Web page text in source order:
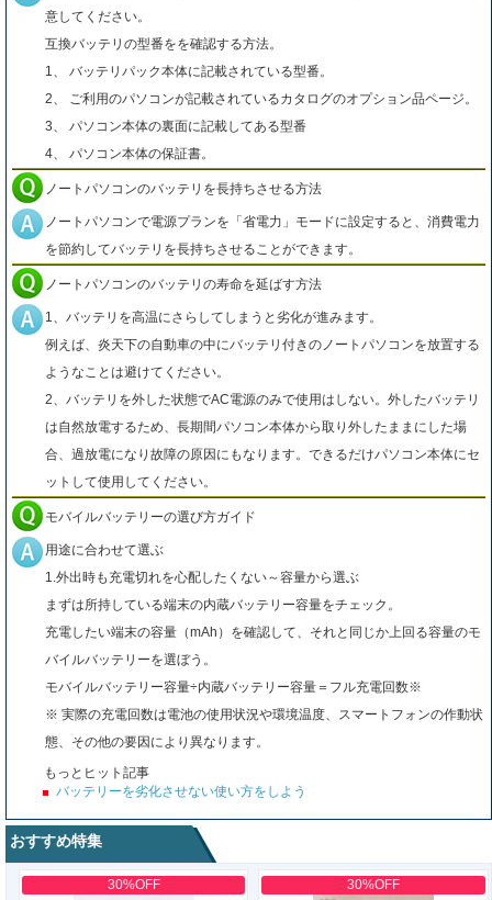
意してください。
互換バッテリの型番をを確認する方法。
1、 バッテリパック本体に記載されている型番。
2、 ご利用のパソコンが記載されているカタログのオプション品ページ。
3、 パソコン本体の裏面に記載してある型番
4、 パソコン本体の保証書。
ノートパソコンのバッテリを長持ちさせる方法
ノートパソコンで電源プランを「省電力」モードに設定すると、消費電力
を節約してバッテリを長持ちさせることができます。
ノートパソコンのバッテリの寿命を延ばす方法
1、バッテリを高温にさらしてしまうと劣化が進みます。
例えば、炎天下の自動車の中にバッテリ付きのノートパソコンを放置する
ようなことは避けてください。
2、バッテリを外した状態でAC電源のみで使用はしない。外したバッテリ
は自然放電するため、長期間パソコン本体から取り外したままにした場
合、過放電になり故障の原因にもなります。できるだけパソコン本体にセ
ットして使用してください。
モバイルバッテリーの選び方ガイド
用途に合わせて選ぶ
1.外出時も充電切れを心配したくない～容量から選ぶ
まずは所持している端末の内蔵バッテリー容量をチェック。
充電したい端末の容量（mAh）を確認して、それと同じか上回る容量のモ
バイルバッテリーを選ぼう。
モバイルバッテリー容量÷内蔵バッテリー容量＝フル充電回数※
※ 実際の充電回数は電池の使用状況や環境温度、スマートフォンの作動状
態、その他の要因により異なります。
もっとヒット記事
バッテリーを劣化させない使い方をしよう
おすすめ特集
30%OFF 30%OFF